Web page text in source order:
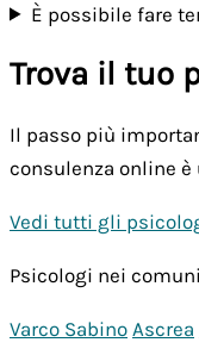
È possibile fare
Trova il tuo
Il passo più
consulenza online
Vedi tutti gli
Psicologi nei
Varco Sabino Ascrea